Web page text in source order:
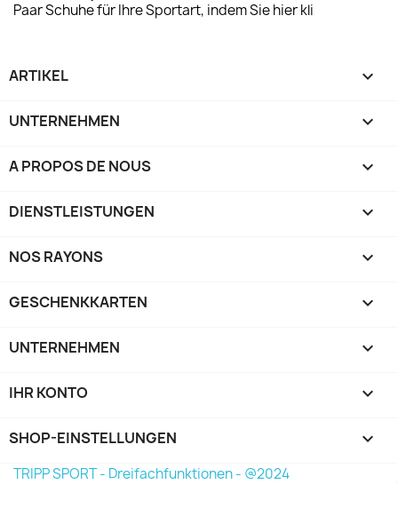
Paar Schuhe für Ihre Sportart, indem Sie hier kli
ARTIKEL 
UNTERNEHMEN 
A PROPOS DE NOUS 
DIENSTLEISTUNGEN 
NOS RAYONS 
GESCHENKKARTEN 
UNTERNEHMEN 
IHR KONTO 
SHOP-EINSTELLUNGEN keyboard_arrow_down
TRIPP SPORT - Dreifachfunktionen - @2024